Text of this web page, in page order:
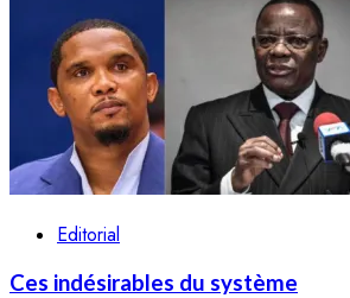
Editorial
Ces indésirables du système